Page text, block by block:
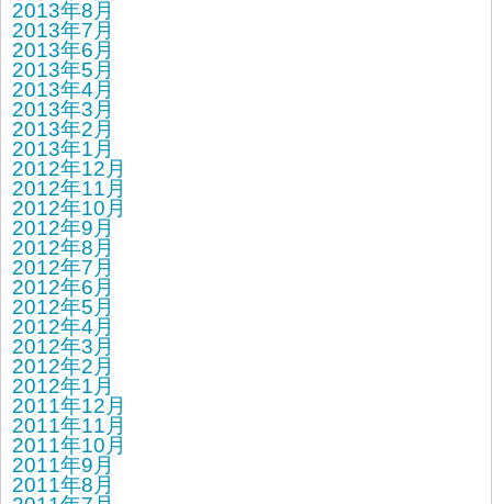
2013年8月
2013年7月
2013年6月
2013年5月
2013年4月
2013年3月
2013年2月
2013年1月
2012年12月
2012年11月
2012年10月
2012年9月
2012年8月
2012年7月
2012年6月
2012年5月
2012年4月
2012年3月
2012年2月
2012年1月
2011年12月
2011年11月
2011年10月
2011年9月
2011年8月